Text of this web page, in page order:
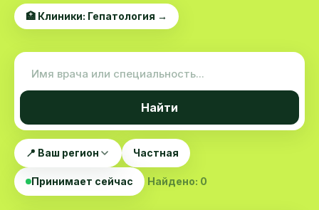
🏥 Клиники: Гепатология →
Найти
📍 Ваш регион Частная
Принимает сейчас Найдено: 0